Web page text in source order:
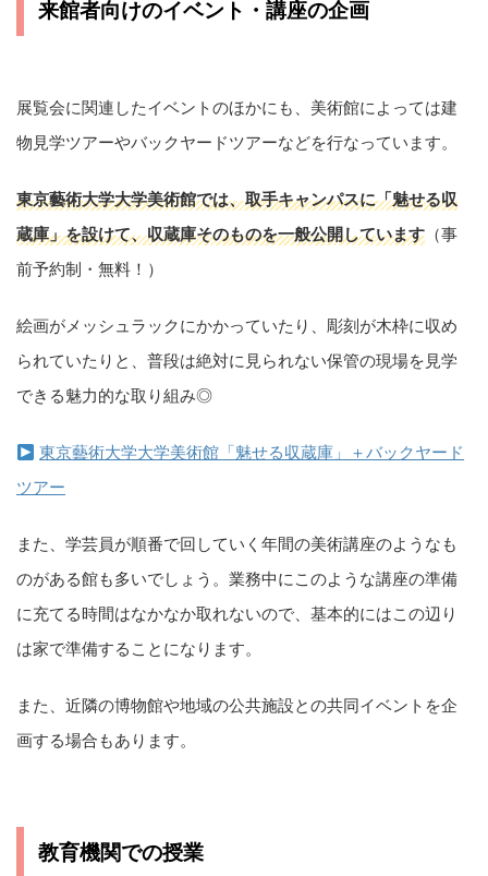
来館者向けのイベント・講座の企画
展覧会に関連したイベントのほかにも、美術館によっては建
物見学ツアーやバックヤードツアーなどを行なっています。
東京藝術大学大学美術館では、取手キャンパスに「魅せる収
蔵庫」を設けて、収蔵庫そのものを一般公開しています （事
前予約制・無料！）
絵画がメッシュラックにかかっていたり、彫刻が木枠に収め
られていたりと、普段は絶対に見られない保管の現場を見学
できる魅力的な取り組み◎
東京藝術大学大学美術館「魅せる収蔵庫」＋バックヤード
ツアー
また、学芸員が順番で回していく年間の美術講座のようなも
のがある館も多いでしょう。業務中にこのような講座の準備
に充てる時間はなかなか取れないので、基本的にはこの辺り
は家で準備することになります。
また、近隣の博物館や地域の公共施設との共同イベントを企
画する場合もあります。
教育機関での授業